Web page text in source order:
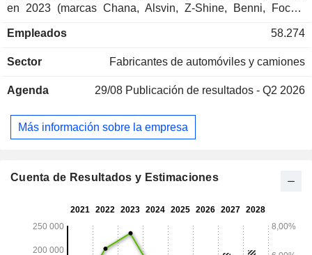
en 2023 (marcas Chana, Alsvin, Z-Shine, Benni, Focus,
fabricación de motores y servicios. China representa el
Empleados 58.274
Sector Fabricantes de automóviles y camiones
Agenda 29/08 Publicación de resultados - Q2 2026
Más información sobre la empresa
Cuenta de Resultados y Estimaciones